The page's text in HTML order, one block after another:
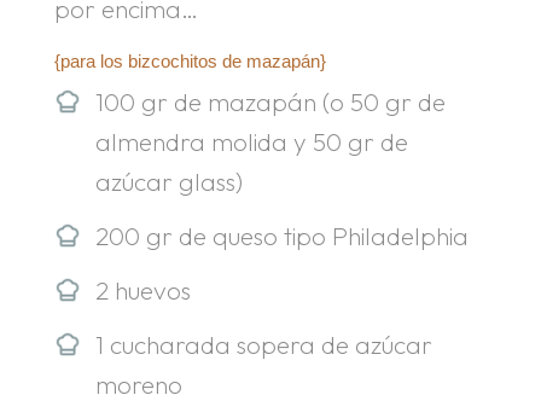
por encima…
{para los bizcochitos de mazapán}
100 gr de mazapán (o 50 gr de
almendra molida y 50 gr de
azúcar glass)
200 gr de queso tipo Philadelphia
2 huevos
1 cucharada sopera de azúcar
moreno